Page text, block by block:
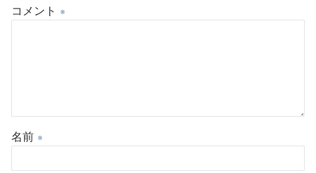
コメント ※
名前 ※